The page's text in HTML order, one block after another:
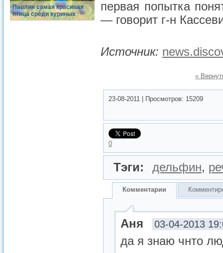
Павлин самая красивая
птица среди куриных
первая попытка
— говорит г-н
Источник:
«
23-08-2011 Просмотров: 15209
0
Тэги: дельфин,
Комментарии
Аня 03-04-2013
да я знаю чнто